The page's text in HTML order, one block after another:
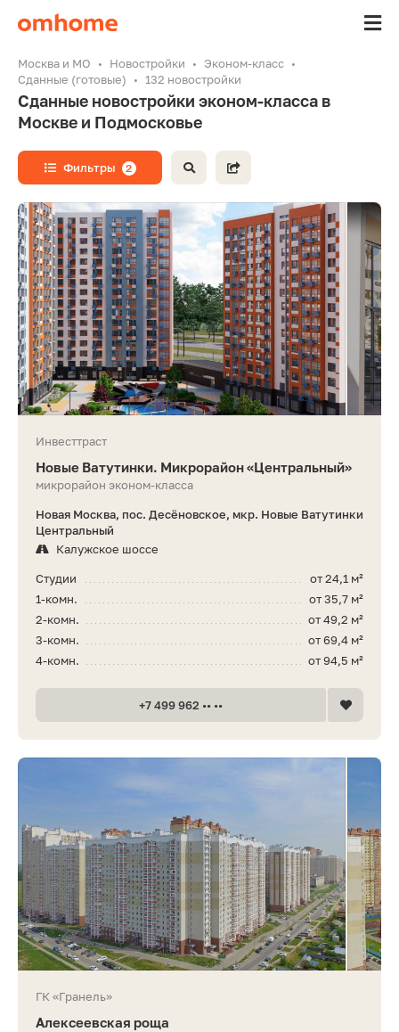
Москва и МО Новостройки
Эконом-класс
Сданные (готовые)
132 новостройки
Сданные новостройки эконом-класса в
Москве и Подмосковье
Фильтры 2
Инвесттраст
Новые Ватутинки. Микрорайон «Центральный»
микрорайон эконом-класса
Новая Москва, пос. Десёновское, мкр. Новые Ватутинки
Центральный
Калужское шоссе
от 24,1 м²
Студии
от 35,7 м²
1-комн.
от 49,2 м²
2-комн.
от 69,4 м²
3-комн.
от 94,5 м²
4-комн.
+7 499 962 •• ••
ГК «Гранель»
Алексеевская роща